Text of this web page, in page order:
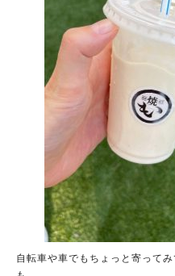
自転車や車でもちょっと寄って